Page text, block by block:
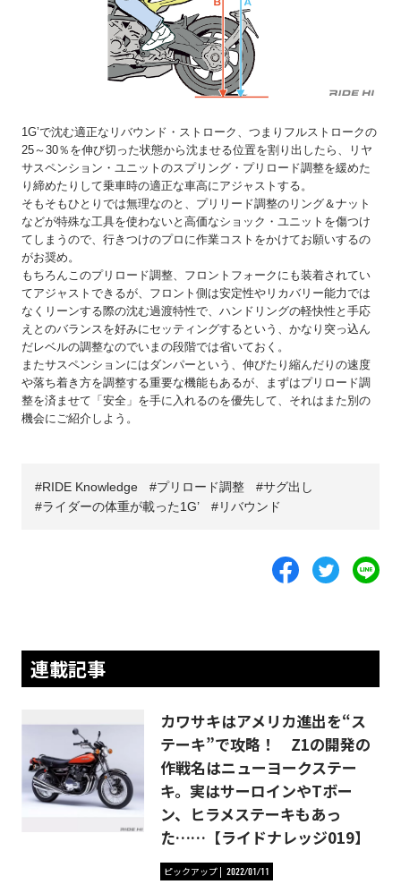
1G’で沈む適正なリバウンド・ストローク、つまりフルストロークの
25～30％を伸び切った状態から沈ませる位置を割り出したら、リヤ
サスペンション・ユニットのスプリング・プリロード調整を緩めた
り締めたりして乗車時の適正な車高にアジャストする。
そもそもひとりでは無理なのと、プリリード調整のリング＆ナット
などが特殊な工具を使わないと高価なショック・ユニットを傷つけ
てしまうので、行きつけのプロに作業コストをかけてお願いするの
がお奨め。
もちろんこのプリロード調整、フロントフォークにも装着されてい
てアジャストできるが、フロント側は安定性やリカバリー能力では
なくリーンする際の沈む過渡特性で、ハンドリングの軽快性と手応
えとのバランスを好みにセッティングするという、かなり突っ込ん
だレベルの調整なのでいまの段階では省いておく。
またサスペンションにはダンパーという、伸びたり縮んだりの速度
や落ち着き方を調整する重要な機能もあるが、まずはプリロード調
整を済ませて「安全」を手に入れるのを優先して、それはまた別の
機会にご紹介しよう。
RIDE Knowledge プリロード調整
サグ出し
ライダーの体重が載った1G’
リバウンド
連載記事
カワサキはアメリカ進出を“ス
テーキ”で攻略！ Z1の開発の
作戦名はニューヨークステー
キ。実はサーロインやTボー
ン、ヒラメステーキもあっ
た……【ライドナレッジ019】
ピックアップ 2022/01/11